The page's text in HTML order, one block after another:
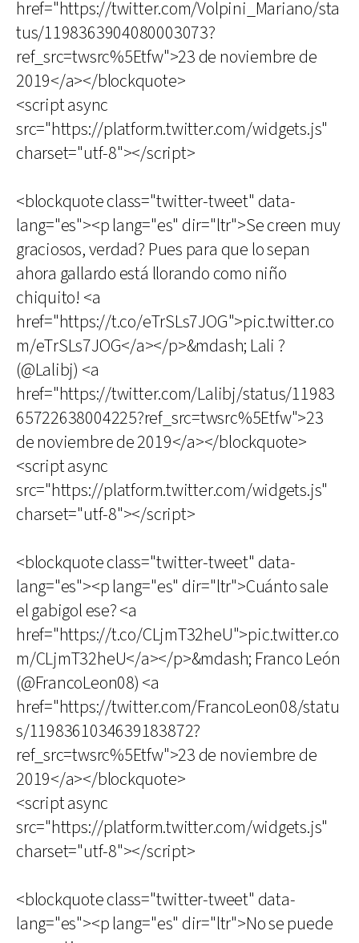
href="https://twitter.com/Volpini_Mariano/sta
tus/1198363904080003073?
ref_src=twsrc%5Etfw">23 de noviembre de
2019</a></blockquote>
<script async
src="https://platform.twitter.com/widgets.js"
charset="utf-8"></script>
<blockquote class="twitter-tweet" data-
lang="es"><p lang="es" dir="ltr">Se creen muy
graciosos, verdad? Pues para que lo sepan
ahora gallardo está llorando como niño
chiquito! <a
href="https://t.co/eTrSLs7JOG">pic.twitter.co
m/eTrSLs7JOG</a></p>&mdash; Lali ?
(@Lalibj) <a
href="https://twitter.com/Lalibj/status/11983
65722638004225?ref_src=twsrc%5Etfw">23
de noviembre de 2019</a></blockquote>
<script async
src="https://platform.twitter.com/widgets.js"
charset="utf-8"></script>
<blockquote class="twitter-tweet" data-
lang="es"><p lang="es" dir="ltr">Cuánto sale
el gabigol ese? <a
href="https://t.co/CLjmT32heU">pic.twitter.co
m/CLjmT32heU</a></p>&mdash; Franco León
(@FrancoLeon08) <a
href="https://twitter.com/FrancoLeon08/statu
s/1198361034639183872?
ref_src=twsrc%5Etfw">23 de noviembre de
2019</a></blockquote>
<script async
src="https://platform.twitter.com/widgets.js"
charset="utf-8"></script>
<blockquote class="twitter-tweet" data-
lang="es"><p lang="es" dir="ltr">No se puede